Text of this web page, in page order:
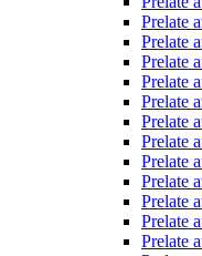
Prelate
Prelate
Prelate
Prelate
Prelate
Prelate
Prelate
Prelate
Prelate
Prelate
Prelate
Prelate